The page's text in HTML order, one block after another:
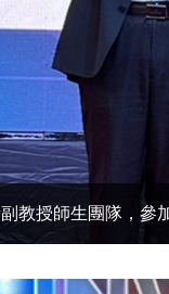
教授師生團隊，參